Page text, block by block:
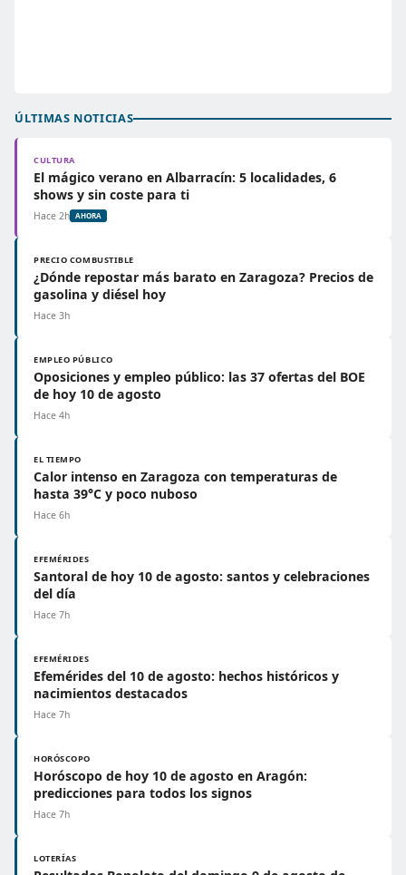
ÚLTIMAS NOTICIAS
CULTURA
El mágico verano en Albarracín: 5 localidades, 6
shows y sin coste para ti
Hace 2h AHORA
PRECIO COMBUSTIBLE
¿Dónde repostar más barato en Zaragoza? Precios de
gasolina y diésel hoy
Hace 3h
EMPLEO PÚBLICO
Oposiciones y empleo público: las 37 ofertas del BOE
de hoy 10 de agosto
Hace 4h
EL TIEMPO
Calor intenso en Zaragoza con temperaturas de
hasta 39°C y poco nuboso
Hace 6h
EFEMÉRIDES
Santoral de hoy 10 de agosto: santos y celebraciones
del día
Hace 7h
EFEMÉRIDES
Efemérides del 10 de agosto: hechos históricos y
nacimientos destacados
Hace 7h
HORÓSCOPO
Horóscopo de hoy 10 de agosto en Aragón:
predicciones para todos los signos
Hace 7h
LOTERÍAS